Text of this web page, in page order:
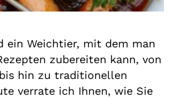
ein Weichtier, mit dem man
zubereiten kann, von
hin zu traditionellen
verrate ich Ihnen, wie Sie